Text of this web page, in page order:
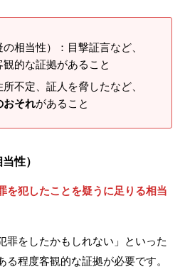
相当性）：目撃証言など、
的な証拠があること
不定、証人を脅したなど、
おそれがあること
性）
を犯したことを疑うに足りる相当
罪をしたかもしれない」といった
程度客観的な証拠が必要です。